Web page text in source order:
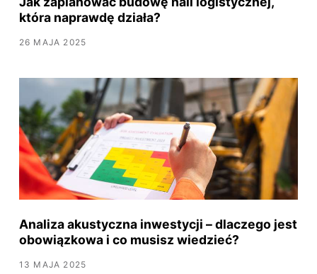
która naprawdę działa?
26 MAJA 2025
Analiza akustyczna inwestycji – dlaczego jest
obowiązkowa i co musisz wiedzieć?
13 MAJA 2025